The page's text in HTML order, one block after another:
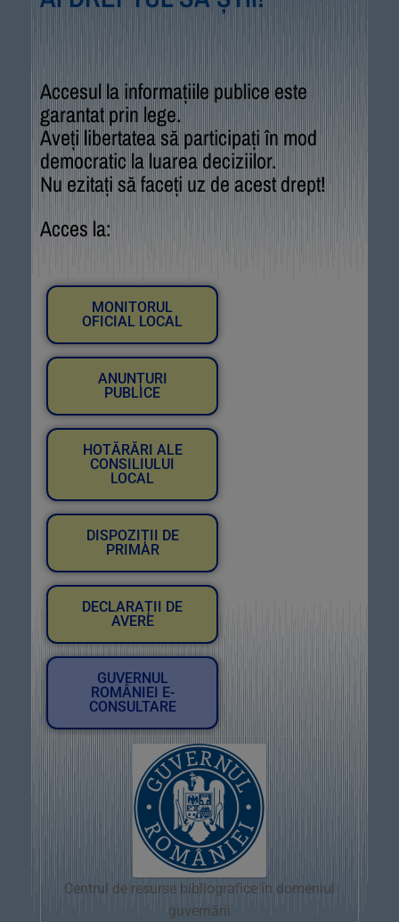
Accesul la informațiile publice este
garantat prin lege.
Aveți libertatea să participați în mod
democratic la luarea deciziilor.
Nu ezitați să faceți uz de acest drept!
Acces la:
MONITORUL
OFICIAL LOCAL
ANUNȚURI
PUBLICE
HOTĂRĂRI ALE
CONSILIULUI
LOCAL
DISPOZIȚII DE
PRIMAR
DECLARAȚII DE
AVERE
GUVERNUL
ROMÂNIEI E-
CONSULTARE
Centrul de resurse bibliografice în domeniul
guvernării